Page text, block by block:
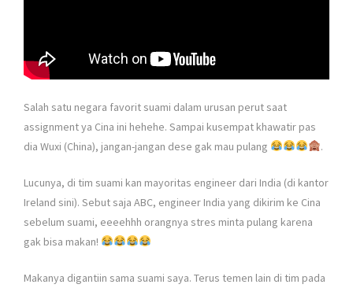
Salah satu negara favorit suami dalam urusan perut saat
assignment ya Cina ini hehehe. Sampai kusempat khawatir pas
dia Wuxi (China), jangan-jangan dese gak mau pulang
.
Lucunya, di tim suami kan mayoritas engineer dari India (di kantor
Ireland sini). Sebut saja ABC, engineer India yang dikirim ke Cina
sebelum suami, eeeehhh orangnya stres minta pulang karena
gak bisa makan!
Makanya digantiin sama suami saya. Terus temen lain di tim pada